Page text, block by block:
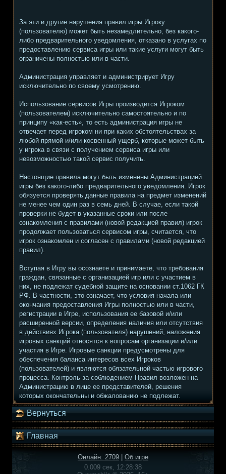
За эти и другие нарушения правил игры Игроку
(пользователю) может быть незамедлительно, без какого-
либо предварительного уведомления, отказано в услугах по
предоставлению сервиса игры или такие услуги могут быть
ограничены полностью или в части.
Администрация управляет и администрирует Игру
исключительно по своему усмотрению.
Использование сервисов Игры производится Игроком
(пользователем) исключительно самостоятельно и по
принципу «как-есть», то есть администрация игры не
отвечает перед игроком ни при каких обстоятельствах за
любой прямой и/или косвенный ущерб, которые может быть
у игрока в связи с получением сервиса игры или
невозможностью такой сервис получить.
Настоящие правила могут быть изменены Администрацией
игры без какого-либо предварительного уведомления. Игрок
обязуется проверять данные правила на предмет изменений
не менее чем один раз в семь дней. В случае, если такой
проверки не будет в указанные сроки или после
ознакомления с правилами (новой редакцией правил) игрок
продолжает пользоваться сервисом игры, считается, что
игрок ознакомлен и согласен с правилами (новой редакцией
правил).
Вступая в Игру вы осознаете и принимаете, что требования
граждан, связанные с организацией игр или с участием в
них, не подлежат судебной защите на основании ст.1062 ГК
РФ. В частности, это означает, что условия начала или
окончания предоставления Игры полностью или в части,
регистрации в Игре, использования ее базовой и/или
расширенной версии, определения наличия или отсутствия
в действиях Игрока (пользователя) нарушений, наложения
игровых санкций относятся к вопросам организации и/или
участия в Игре. Игровые санкции предусмотрены для
обеспечения баланса интересов всех Игроков
(пользователей) и являются обязательной частью игрового
процесса. Контроль за соблюдением Правил возложен на
Администрацию в лице ее представителей, решения
которых окончательны и обжалованию не подлежат.
Вернуться
Главная
Онлайн: 2709
Об игре
0.009 сек, 12:28:38